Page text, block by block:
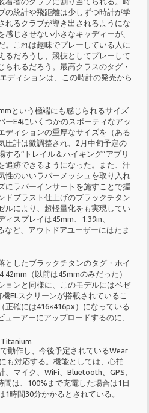
の統計や飛距離は少しずつ時計が学
れるクラブが導き出されるようにな
じさせない小さなキャディーが、
。これは趣味でプレーしている人に
るだろうし、競技としてプレーして
られるだろう。最高クラスのタグ・
ディションは、この時計の発売から
という極端にも感じられるサイズ
ーE4にいくつかのスポーティなアッ
ディションの重厚なサイズを（ある
圧計は微調整され、2月中旬予定の
する“トレイル＆ハイキング”アプリ
追跡できるようになった。また、汗
性のいいラバーメッシュを取り入れ
にラバーインサートを施すことで握
ドブラスト仕上げのブラックチタン
ルにより、超軽量化をも実現してい
ィスプレイは45mm、1.39in、
など、アウトドアユーザーにはたま
したブラックチタンのタグ・ホイ
42mm（以前は45mmのみだった）
ョンと同様に、このモデルにはベゼ
ELスクリーンが搭載されているこ
正確には416×416px）になっている
ーアーにアップロードするのに、
Titanium
動作し、今後予定されているWear
も対応する。機能としては、心拍
マイク、WiFi、Bluetooth、GPS、
間は、100%まで充電した場合は1日
時間30分かかるとされている。